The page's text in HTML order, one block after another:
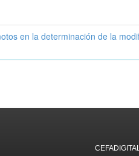
en la determinación de la